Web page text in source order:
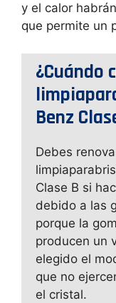
y el calor
que permite un
¿Cuándo
Benz
Debes
Clase B si
debido a las
porque la
producen un
elegido el
que no
el cristal.